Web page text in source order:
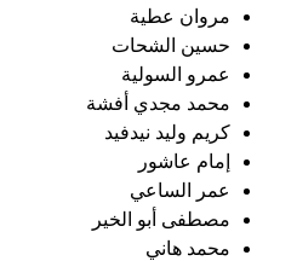
مروان عطية
حسين الشحات
عمرو السولية
محمد مجدي أفشة
كريم وليد نيدفيد
إمام عاشور
عمر الساعي
مصطفى أبو الخير
محمد هاني